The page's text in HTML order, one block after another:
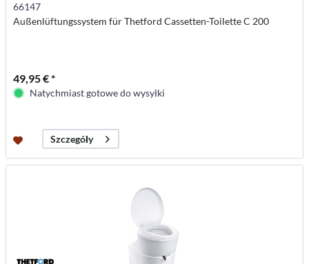
66147
Außenlüftungssystem für Thetford Cassetten-Toilette C 200
49,95 € *
Natychmiast gotowe do wysyłki
Szczegóły